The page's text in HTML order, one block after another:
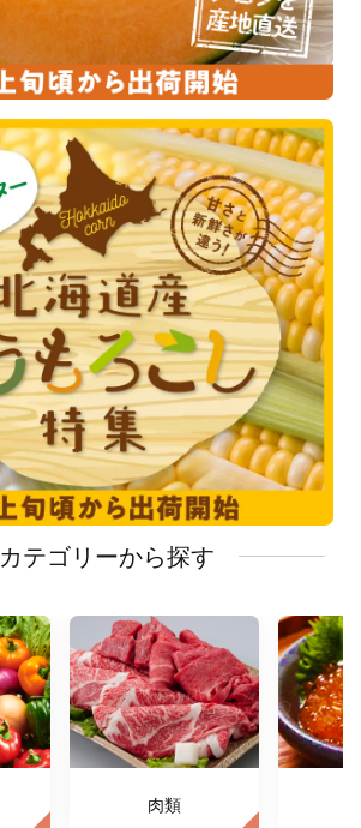
カテゴリーから探す
肉類